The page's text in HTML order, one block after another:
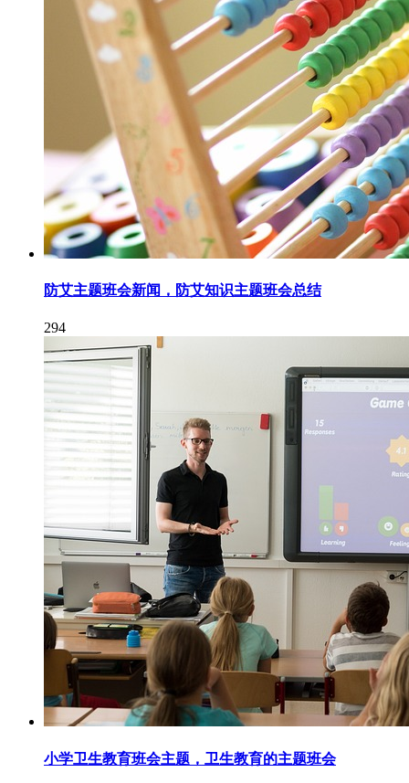
防艾主题班会新闻，防艾知识主题班会总结
294
小学卫生教育班会主题，卫生教育的主题班会